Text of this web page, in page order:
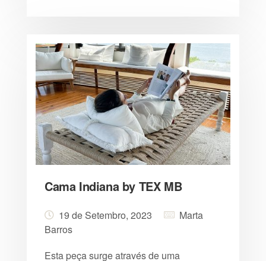
Cama Indiana by TEX MB
19 de Setembro, 2023
Marta
Barros
Esta peça surge através de uma